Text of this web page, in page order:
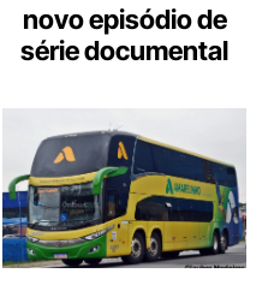
novo episódio de
série documental